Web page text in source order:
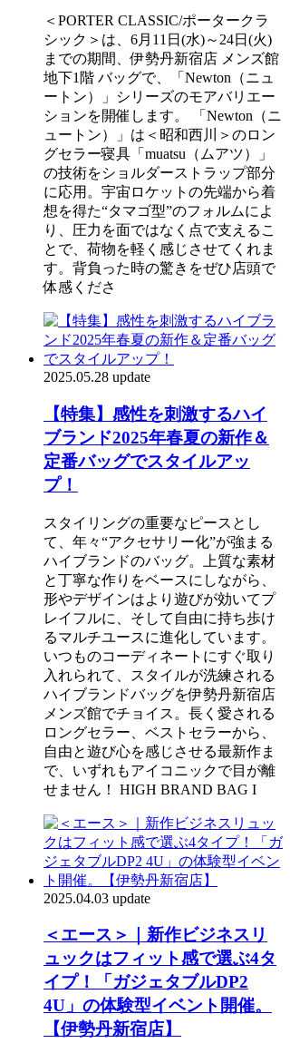
＜PORTER CLASSIC/ポータークラ
シック＞は、6月11日(水)～24日(火)
までの期間、伊勢丹新宿店 メンズ館
地下1階 バッグで、「Newton（ニュ
ートン）」シリーズのモアバリエー
ションを開催します。 「Newton（ニ
ュートン）」は＜昭和西川＞のロン
グセラー寝具「muatsu（ムアツ）」
の技術をショルダーストラップ部分
に応用。宇宙ロケットの先端から着
想を得た“タマゴ型”のフォルムによ
り、圧力を面ではなく点で支えるこ
とで、荷物を軽く感じさせてくれま
す。背負った時の驚きをぜひ店頭で
体感くださ
2025.05.28 update
【特集】感性を刺激するハイ
ブランド2025年春夏の新作＆
定番バッグでスタイルアッ
プ！
スタイリングの重要なピースとし
て、年々“アクセサリー化”が強まる
ハイブランドのバッグ。上質な素材
と丁寧な作りをベースにしながら、
形やデザインはより遊びが効いてプ
レイフルに、そして自由に持ち歩け
るマルチユースに進化しています。
いつものコーディネートにすぐ取り
入れられて、スタイルが洗練される
ハイブランドバッグを伊勢丹新宿店
メンズ館でチョイス。長く愛される
ロングセラー、ベストセラーから、
自由と遊び心を感じさせる最新作ま
で、いずれもアイコニックで目が離
せません！ HIGH BRAND BAG I
2025.04.03 update
＜エース＞｜新作ビジネスリ
ュックはフィット感で選ぶ4タ
イプ！「ガジェタブルDP2
4U」の体験型イベント開催。
【伊勢丹新宿店】